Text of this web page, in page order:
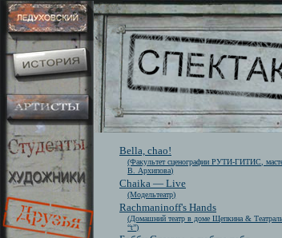
Bella, chao!
(Факультет сценографии РУТИ-ГИТИС,
В. Архипова)
Chaika — Live
(Модельтеатр)
Rachmaninoff's Hands
(Домашний театр в доме Щепкина &
“t”)